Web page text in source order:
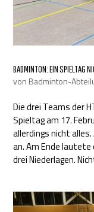
BADMINTON: EIN SPIELTAG
von Badminton-
Die drei Teams der
Spieltag am 17.
allerdings nicht
an. Am Ende lautete
drei Niederlagen.